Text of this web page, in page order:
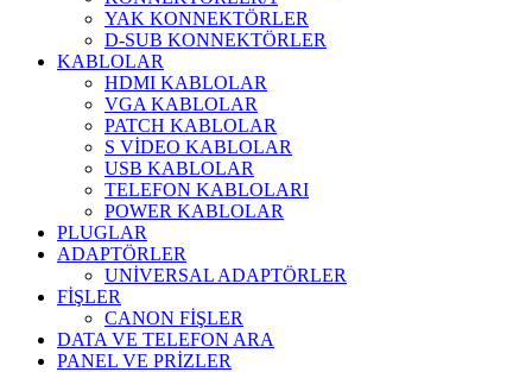
YAK KONNEKTÖRLER
D-SUB KONNEKTÖRLER
KABLOLAR
HDMI KABLOLAR
VGA KABLOLAR
PATCH KABLOLAR
S VİDEO KABLOLAR
USB KABLOLAR
TELEFON KABLOLARI
POWER KABLOLAR
PLUGLAR
ADAPTÖRLER
UNİVERSAL ADAPTÖRLER
FİŞLER
CANON FİŞLER
DATA VE TELEFON ARA
PANEL VE PRİZLER